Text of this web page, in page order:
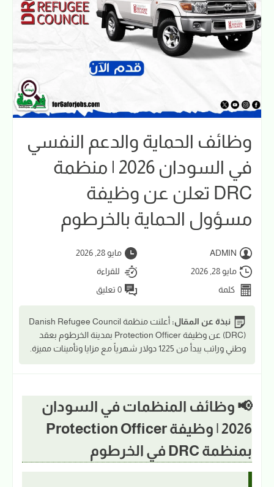
وظائف الحماية والدعم النفسي
في السودان 2026 | منظمة
DRC تعلن عن وظيفة
مسؤول الحماية بالخرطوم
ADMIN
مايو 28, 2026
مايو 28, 2026
للقراءة
كلمة
0 تعليق
نبذة عن المقال:
أعلنت منظمة Danish Refugee Council
(DRC) عن وظيفة Protection Officer بمدينة الخرطوم بعقد
وطني وراتب يبدأ من 1225 دولار شهرياً مع مزايا وتأمينات مميزة.
📢 وظائف المنظمات في السودان
2026 | وظيفة Protection Officer
بمنظمة DRC في الخرطوم